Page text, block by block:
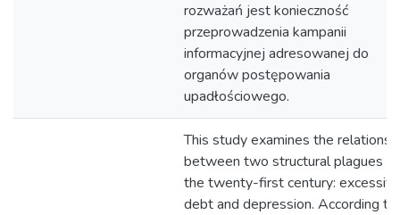
rozważań jest konieczność
przeprowadzenia kampanii
informacyjnej adresowanej do
organów postępowania
upadłościowego.
This study examines the
between two structural plagues of
the twenty-first century: excessive
debt and depression. According to